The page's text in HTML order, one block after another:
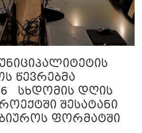
წევრებმა
სხდომის დღის
შესატანი
ფორმატში